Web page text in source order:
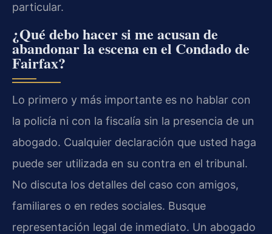
particular.
¿Qué debo hacer si me acusan de
abandonar la escena en el Condado de
Fairfax?
Lo primero y más importante es no hablar con
la policía ni con la fiscalía sin la presencia de un
abogado. Cualquier declaración que usted haga
puede ser utilizada en su contra en el tribunal.
No discuta los detalles del caso con amigos,
familiares o en redes sociales. Busque
representación legal de inmediato. Un abogado